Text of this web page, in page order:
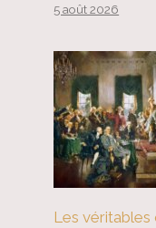
5 août 2026
Les véritables